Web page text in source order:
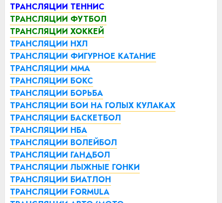
ТРАНСЛЯЦИИ ТЕННИС
ТРАНСЛЯЦИИ ФУТБОЛ
ТРАНСЛЯЦИИ ХОККЕЙ
ТРАНСЛЯЦИИ НХЛ
ТРАНСЛЯЦИИ ФИГУРНОЕ КАТАНИЕ
ТРАНСЛЯЦИИ ММА
ТРАНСЛЯЦИИ БОКС
ТРАНСЛЯЦИИ БОРЬБА
ТРАНСЛЯЦИИ БОИ НА ГОЛЫХ КУЛАКАХ
ТРАНСЛЯЦИИ БАСКЕТБОЛ
ТРАНСЛЯЦИИ НБА
ТРАНСЛЯЦИИ ВОЛЕЙБОЛ
ТРАНСЛЯЦИИ ГАНДБОЛ
ТРАНСЛЯЦИИ ЛЫЖНЫЕ ГОНКИ
ТРАНСЛЯЦИИ БИАТЛОН
ТРАНСЛЯЦИИ FORMULA